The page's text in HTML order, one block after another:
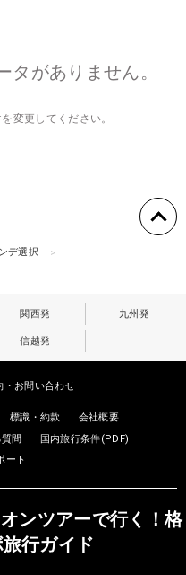
がありません。
変更してください。
デ選択
関西発 九州発
信越発
・お問い合わせ
標識・約款
会社概要
問
国内旅行条件(PDF)
ート
ンツアーで行く！格
行ガイド